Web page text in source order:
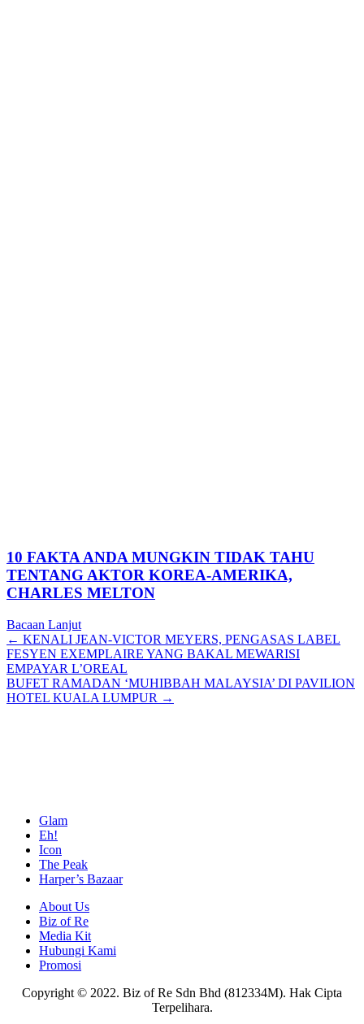
10 FAKTA ANDA MUNGKIN TIDAK TAHU
TENTANG AKTOR KOREA-AMERIKA,
CHARLES MELTON
Bacaan Lanjut
Posts
navigation
← KENALI JEAN-VICTOR MEYERS, PENGASAS LABEL
FESYEN EXEMPLAIRE YANG BAKAL MEWARISI
EMPAYAR L’OREAL
BUFET RAMADAN ‘MUHIBBAH MALAYSIA’ DI PAVILION
HOTEL KUALA LUMPUR →
Glam
Eh!
Icon
The Peak
Harper’s Bazaar
About Us
Biz of Re
Media Kit
Hubungi Kami
Promosi
Copyright © 2022. Biz of Re Sdn Bhd (812334M). Hak Cipta
Terpelihara.